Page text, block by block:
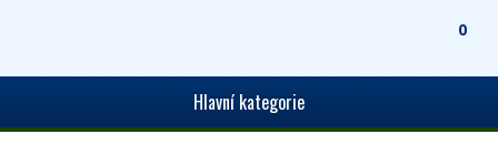
0
Hlavní kategorie